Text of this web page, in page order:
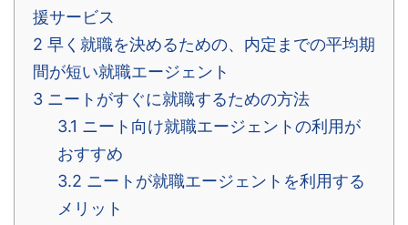
援サービス
2 早く就職を決めるための、内定までの平均期
間が短い就職エージェント
3 ニートがすぐに就職するための方法
3.1 ニート向け就職エージェントの利用が
おすすめ
3.2 ニートが就職エージェントを利用する
メリット